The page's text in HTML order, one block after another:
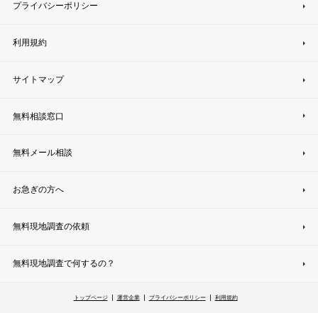
プライバシーポリシー
利用規約
サイトマップ
無料相談窓口
無料メール相談
お急ぎの方へ
無料現地調査の依頼
無料現地調査で何するの？
トップページ 運営企業 プライバシーポリシー 利用規約